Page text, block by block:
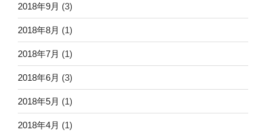
2018年9月 (3)
2018年8月 (1)
2018年7月 (1)
2018年6月 (3)
2018年5月 (1)
2018年4月 (1)